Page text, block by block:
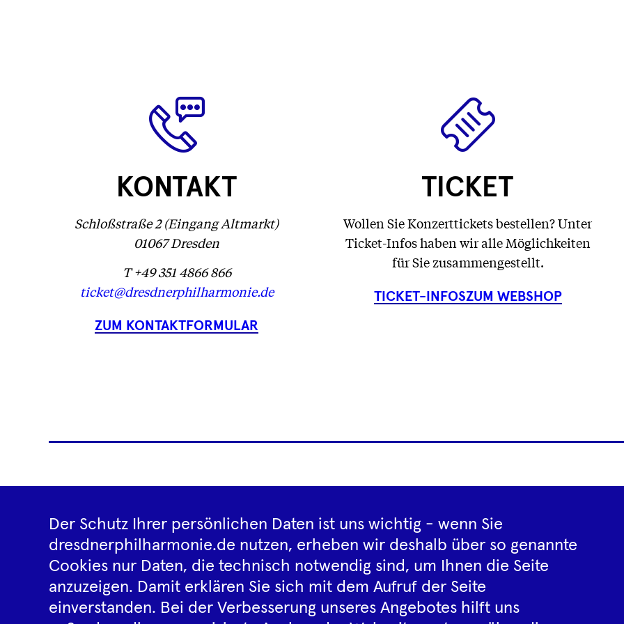
KONTAKT
Schloßstraße 2 (Eingang Altmarkt)
01067 Dresden
T +49 351 4866 866
ticket@dresdnerphilharmonie.de
ZUM KONTAKTFORMULAR
TICKET
Wollen Sie Konzerttickets bestellen? Unter
Ticket-Infos haben wir alle Möglichkeiten
für Sie zusammengestellt.
TICKET-INFOSZUM WEBSHOP
Navigation
TiktokFacebook
Instagram
SpotifyYouTube
Der Schutz Ihrer persönlichen Daten ist uns wichtig - wenn Sie
dresdnerphilharmonie.de nutzen, erheben wir deshalb über so genannte
Cookies nur Daten, die technisch notwendig sind, um Ihnen die Seite
anzuzeigen. Damit erklären Sie sich mit dem Aufruf der Seite
einverstanden. Bei der Verbesserung unseres Angebotes hilft uns